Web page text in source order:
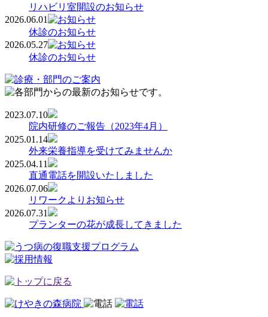
リハビリ室開設のお知らせ
2026.06.01
休診のお知らせ
2026.05.27
休診のお知らせ
2023.07.10
院内研修のご報告（2023年4月）
2025.01.14
外来栄養指導を受けてみませんか
2025.04.11
直通電話を開設いたしました
2026.07.06
リワークよりお知らせ
2026.07.31
プランターの花が成長してきました